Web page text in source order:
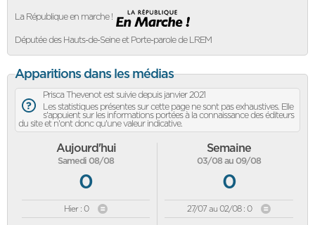
La République en marche !
Députée des Hauts-de-Seine et Porte-parole de LREM
Apparitions dans les médias
Prisca Thevenot est suivie depuis janvier 2021
Les statistiques présentes sur cette page ne sont pas exhaustives. Elle
s'appuient sur les informations portées à la connaissance des éditeurs
du site et n'ont donc qu'une valeur indicative.
Aujourd'hui
Samedi 08/08
0
Hier : 0
Semaine
03/08 au 09/08
0
27/07 au 02/08 : 0